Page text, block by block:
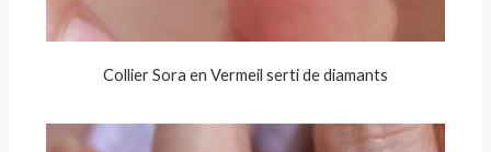
Collier Sora en Vermeil serti de diamants